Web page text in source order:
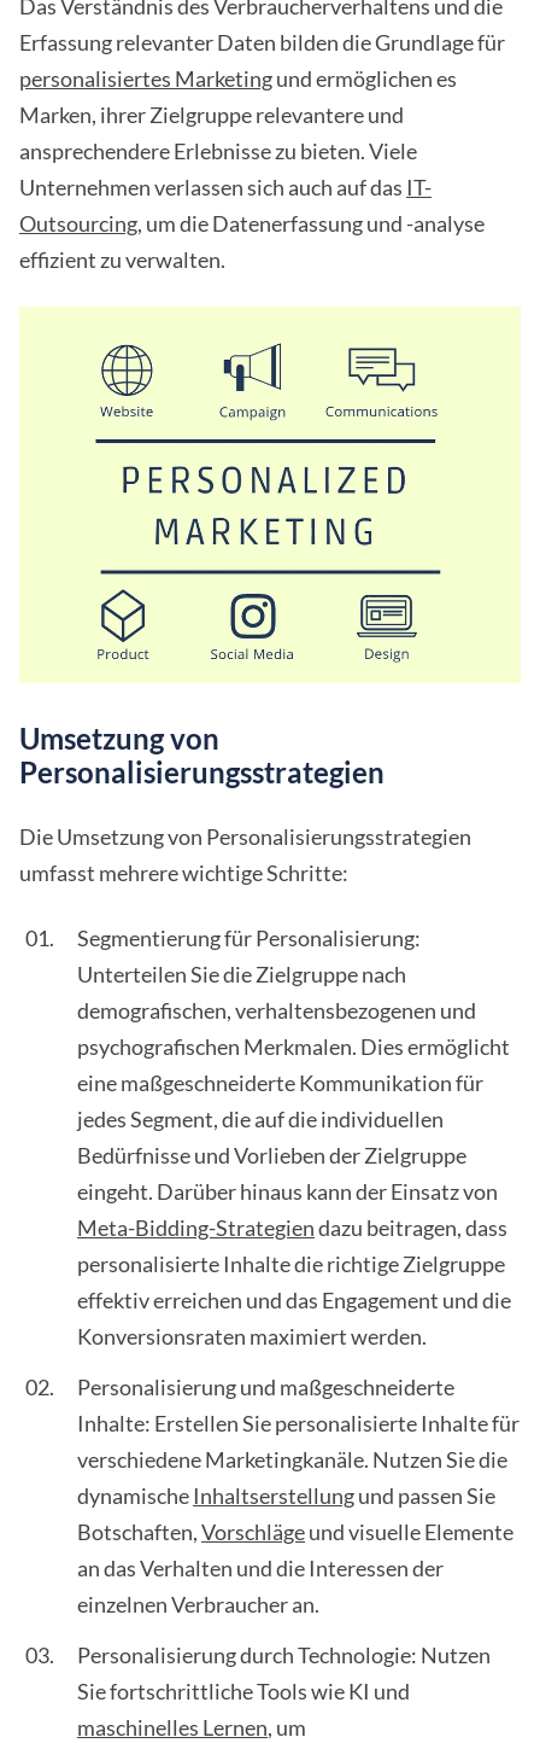
Das Verständnis des Verbraucherverhaltens und die
Erfassung relevanter Daten bilden die Grundlage für
personalisiertes Marketingund ermöglichen es
Marken, ihrer Zielgruppe relevantere und
ansprechendere Erlebnisse zu bieten. Viele
Unternehmen verlassen sich auch auf das IT-
Outsourcing, um die Datenerfassung und -analyse
effizient zu verwalten.
Umsetzung von
Personalisierungsstrategien
Die Umsetzung von Personalisierungsstrategien
umfasst mehrere wichtige Schritte:
Segmentierung für Personalisierung:
Unterteilen Sie die Zielgruppe nach
demografischen, verhaltensbezogenen und
psychografischen Merkmalen. Dies ermöglicht
eine maßgeschneiderte Kommunikation für
jedes Segment, die auf die individuellen
Bedürfnisse und Vorlieben der Zielgruppe
eingeht. Darüber hinaus kann der Einsatz von
Meta-Bidding-Strategiendazu beitragen, dass
personalisierte Inhalte die richtige Zielgruppe
effektiv erreichen und das Engagement und die
Konversionsraten maximiert werden.
Personalisierung und maßgeschneiderte
Inhalte: Erstellen Sie personalisierte Inhalte für
verschiedene Marketingkanäle. Nutzen Sie die
dynamische Inhaltserstellungund passen Sie
Botschaften,Vorschlägeund visuelle Elemente
an das Verhalten und die Interessen der
einzelnen Verbraucher an.
Personalisierung durch Technologie: Nutzen
Sie fortschrittliche Tools wie KI und
maschinelles Lernen, um